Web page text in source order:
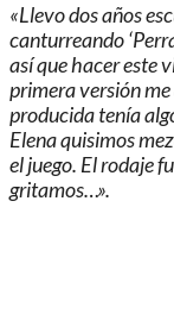
«Llevo dos años
canturreando
así que hacer este
primera versión
producida tenía
Elena quisimos
el juego. El rodaje
gritamos…».